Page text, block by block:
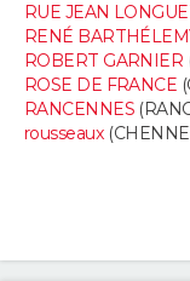
RUE JEAN
RENÉ
ROBERT GARNIER
ROSE DE FRANCE
RANCENNES
rousseaux